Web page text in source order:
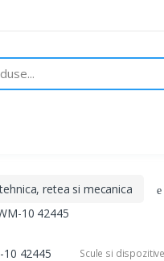
retea si mecanica
10 42445
Scule si dispozitive